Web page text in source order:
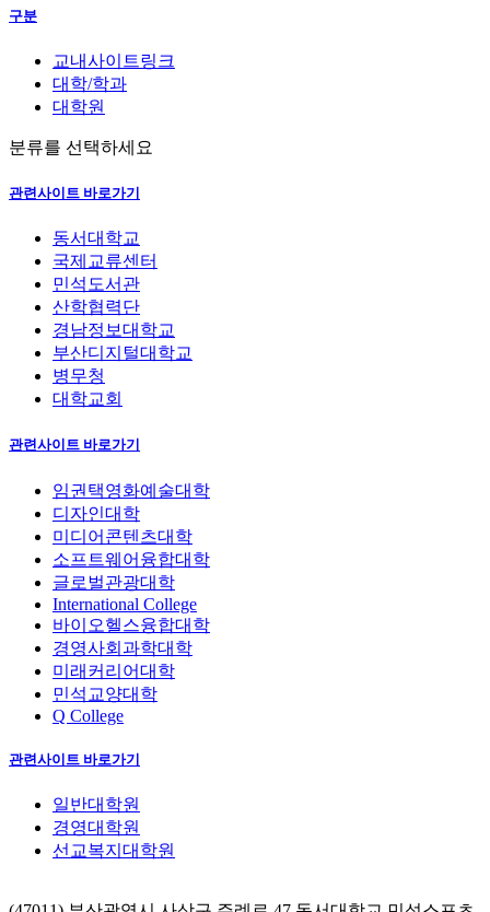
구분
교내사이트링크
대학/학과
대학원
분류를 선택하세요
관련사이트 바로가기
동서대학교
국제교류센터
민석도서관
산학협력단
경남정보대학교
부산디지털대학교
병무청
대학교회
관련사이트 바로가기
임권택영화예술대학
디자인대학
미디어콘텐츠대학
소프트웨어융합대학
글로벌관광대학
International College
바이오헬스융합대학
경영사회과학대학
미래커리어대학
민석교양대학
Q College
관련사이트 바로가기
일반대학원
경영대학원
선교복지대학원